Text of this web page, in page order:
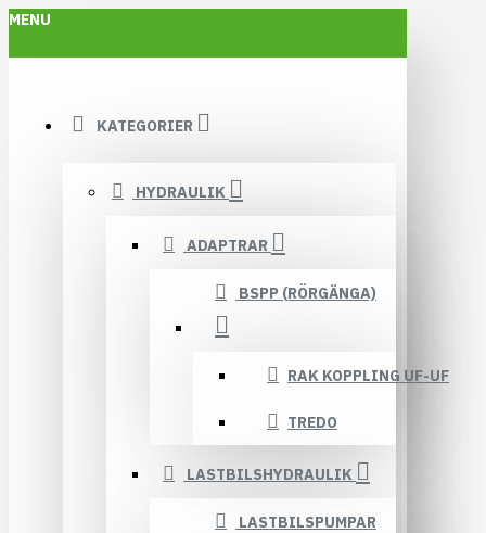
MENU
KATEGORIER
HYDRAULIK
ADAPTRAR
BSPP (RÖRGÄNGA)
RAK KOPPLING UF-UF
TREDO
LASTBILSHYDRAULIK
LASTBILSPUMPAR